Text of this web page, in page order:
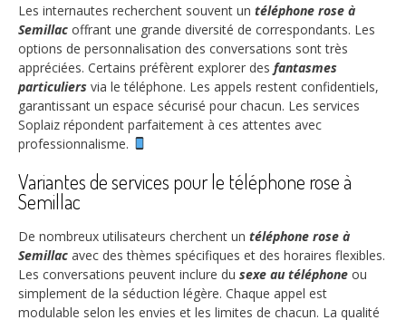
Les internautes recherchent souvent un téléphone rose à
Semillac offrant une grande diversité de correspondants. Les
options de personnalisation des conversations sont très
appréciées. Certains préfèrent explorer des fantasmes
particuliers via le téléphone. Les appels restent confidentiels,
garantissant un espace sécurisé pour chacun. Les services
Soplaiz répondent parfaitement à ces attentes avec
professionnalisme.
Variantes de services pour le téléphone rose à
Semillac
De nombreux utilisateurs cherchent un téléphone rose à
Semillac avec des thèmes spécifiques et des horaires flexibles.
Les conversations peuvent inclure du sexe au téléphone ou
simplement de la séduction légère. Chaque appel est
modulable selon les envies et les limites de chacun. La qualité